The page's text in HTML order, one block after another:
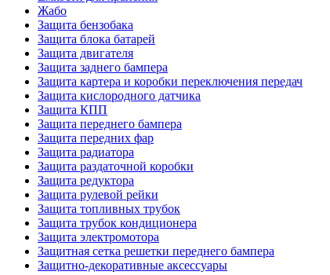
Жабо
Защита бензобака
Защита блока батарей
Защита двигателя
Защита заднего бампера
Защита картера и коробки переключения передач
Защита кислородного датчика
Защита КПП
Защита переднего бампера
Защита передних фар
Защита радиатора
Защита раздаточной коробки
Защита редуктора
Защита рулевой рейки
Защита топливных трубок
Защита трубок кондиционера
Защита электромотора
Защитная сетка решетки переднего бампера
Защитно-декоративные аксессуары